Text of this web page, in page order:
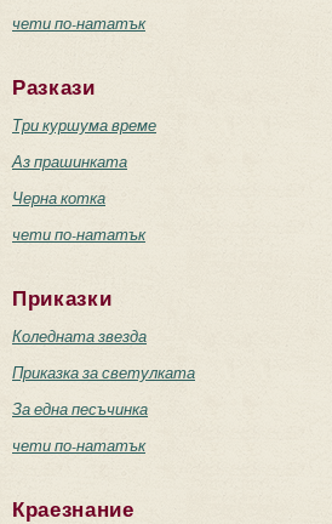
чети по-нататък
Разкази
Три куршума време
Аз прашинката
Черна котка
чети по-нататък
Приказки
Коледната звезда
Приказка за светулката
За една песъчинка
чети по-нататък
Краезнание